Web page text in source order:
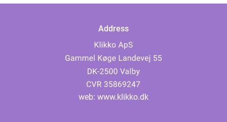
Address
web: www.klikko.dk